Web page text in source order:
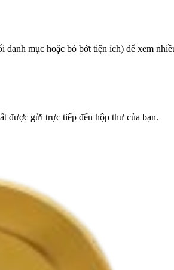
mục hoặc bỏ bớt tiện ích) để xem
được gửi trực tiếp đến hộp thư của bạn.